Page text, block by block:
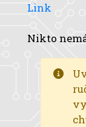
Link
Nikto